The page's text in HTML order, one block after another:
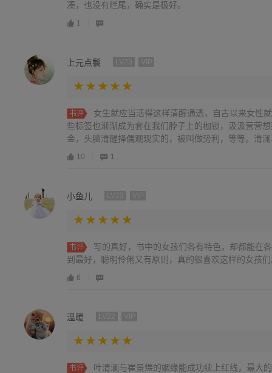
凑，也没有烂尾，确实是极好。
1
上元点鬟
书评
女生就应当活得这样清醒通透，自古以来女性
些标签也渐渐成为套在我们脖子上的枷锁，汲汲营营
金，头脑清醒择偶观现实的，被叫做势利，等等。清
10 1
小鱼儿
书评
写的真好，书中的女孩们各有特色，却都能在
到最好，聪明伶俐又有原则，真的很喜欢这样的女孩
6
温暖
书评
叶清澜与崔景煜的姻缘能成功续上红线，最大